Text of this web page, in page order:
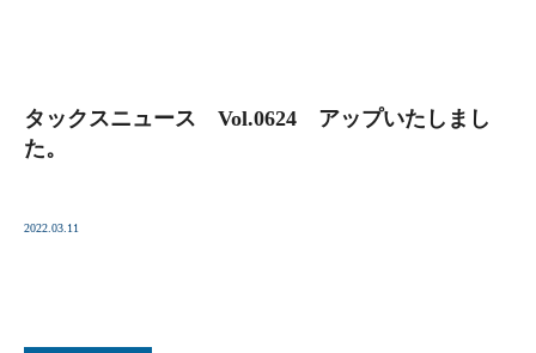
タックスニュース Vol.0624 アップいたしまし
た。
2022.03.11